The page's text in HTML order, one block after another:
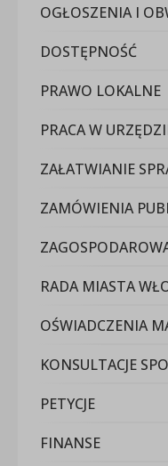
OGŁOSZENIA I
DOSTĘPNOŚĆ
PRAWO LOKALNE
PRACA W
ZAŁATWIANIE
ZAMÓWIENIA
RADA MIASTA
OŚWIADCZENIA
KONSULTACJE
PETYCJE
FINANSE